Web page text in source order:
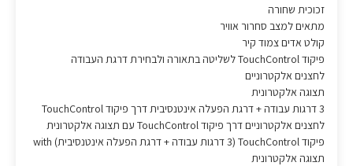
זכוכית שחורה
מתאים למצב סחרור אוויר
קולט אדים צמוד קיר
פיקוד TouchControl לשליטה בתאורה ולבחירת דרגת העבודה
לחצנים אלקטרוניים
תצוגה אלקטרונית
3 דרגות עבודה + דרגת הפעלה אינטנסיבית דרך פיקוד TouchControl
לחצנים אלקטרוניים דרך פיקוד TouchControl עם תצוגה אלקטרונית
פיקוד TouchControl (3 דרגות עבודה + דרגת הפעלה אינטנסיבית) with
תצוגה אלקטרונית